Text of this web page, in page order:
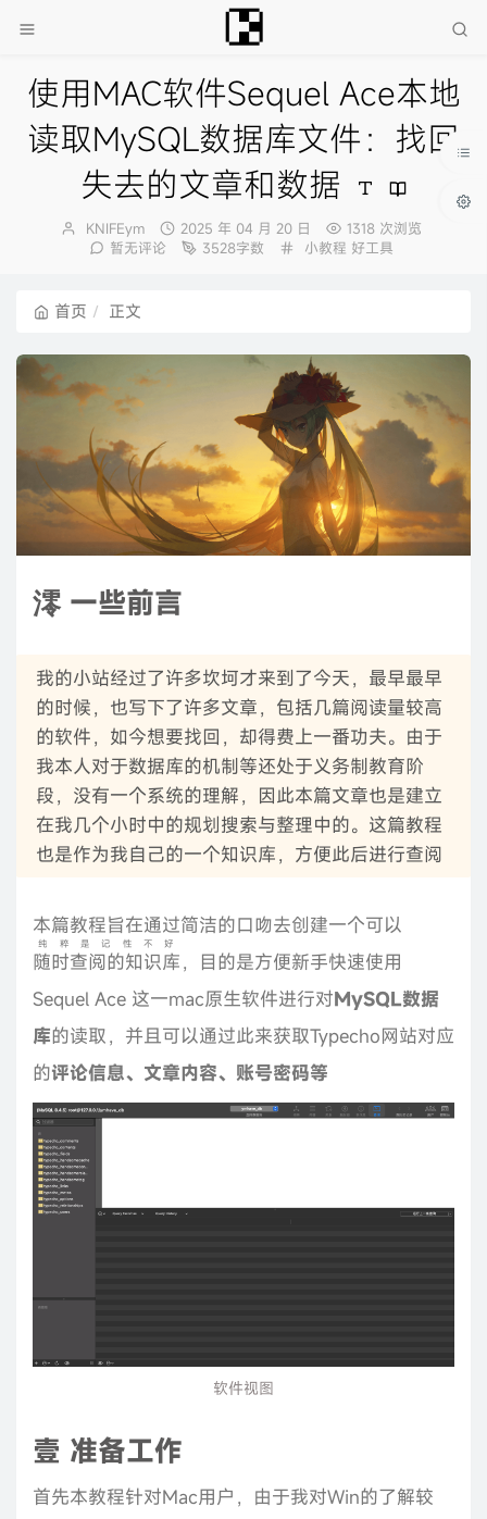
使用MAC软件Sequel Ace本地
读取MySQL数据库文件：找回
失去的文章和数据
博
主：
KNIFEym
发
布
2025 年 04 月 20 日
1318 次浏览
暂无评论
3528字数
分
小教程 好工具
首页 正文
澪 一些前言
我的小站经过了许多坎坷才来到了今天，最早最早
的时候，也写下了许多文章，包括几篇阅读量较高
的软件，如今想要找回，却得费上一番功夫。由于
我本人对于数据库的机制等还处于义务制教育阶
段，没有一个系统的理解，因此本篇文章也是建立
在我几个小时中的规划搜索与整理中的。这篇教程
也是作为我自己的一个知识库，方便此后进行查阅
本篇教程旨在通过简洁的口吻去创建一个可以
随时查阅的知识库
纯粹是记性不好
，目的是方便新手快速使用
Sequel Ace 这一mac原生软件进行对MySQL数据
库的读取，并且可以通过此来获取Typecho网站对应
的评论信息、文章内容、账号密码等
软件视图
壹 准备工作
首先本教程针对Mac用户，由于我对Win的了解较